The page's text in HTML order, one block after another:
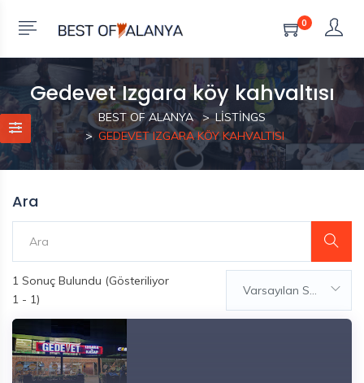
0
Gedevet Izgara köy kahvaltısı
BEST OF ALANYA
LISTINGS
GEDEVET IZGARA KÖY KAHVALTISI
Ara
1 Sonuç Bulundu (Gösteriliyor
1 - 1)
Varsayılan Sıralama